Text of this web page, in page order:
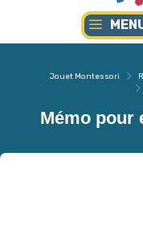
Jouet Montessori
Mémo pour